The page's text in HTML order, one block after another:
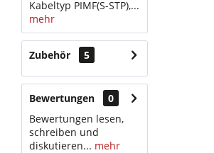
Kabeltyp PIMF(S-STP),...
mehr
Zubehör 5
Bewertungen
0
Bewertungen lesen,
schreiben und
diskutieren... mehr